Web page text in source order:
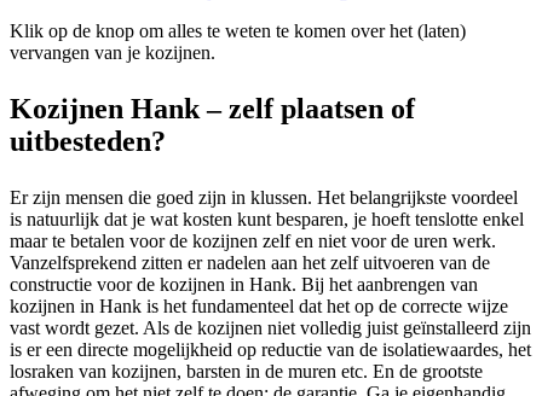
Klik op de knop om alles te weten te komen over het (laten)
vervangen van je kozijnen.
Kozijnen Hank – zelf plaatsen of
uitbesteden?
Er zijn mensen die goed zijn in klussen. Het belangrijkste voordeel
is natuurlijk dat je wat kosten kunt besparen, je hoeft tenslotte enkel
maar te betalen voor de kozijnen zelf en niet voor de uren werk.
Vanzelfsprekend zitten er nadelen aan het zelf uitvoeren van de
constructie voor de kozijnen in Hank. Bij het aanbrengen van
kozijnen in Hank is het fundamenteel dat het op de correcte wijze
vast wordt gezet. Als de kozijnen niet volledig juist geïnstalleerd zijn
is er een directe mogelijkheid op reductie van de isolatiewaardes, het
losraken van kozijnen, barsten in de muren etc. En de grootste